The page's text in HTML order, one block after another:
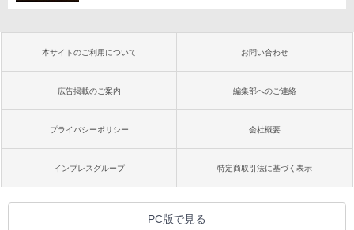
本サイトのご利用について お問い合わせ
広告掲載のご案内 編集部へのご連絡
プライバシーポリシー 会社概要
インプレスグループ 特定商取引法に基づく表示
PC版で見る